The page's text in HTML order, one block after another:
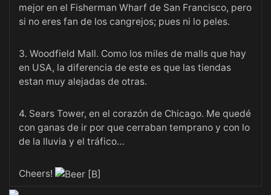
mejor en el Fisherman Wharf de San Francisco, pero
si no eres fan de los cangrejos; pues ni lo peles.
3. Woodfield Mall. Como los miles de malls que hay
en USA, la diferencia de este es que las tiendas
estan muy alejadas de otras.
4. Sears Tower, en el corazón de Chicago. Me quedé
con ganas de ir por que cerraban temprano y con lo
de la lluvia y el tráfico…
Cheers!